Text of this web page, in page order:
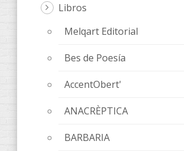
Libros
Melqart Editorial
Bes de Poesía
AccentObert'
ANACRÈPTICA
BARBARIA